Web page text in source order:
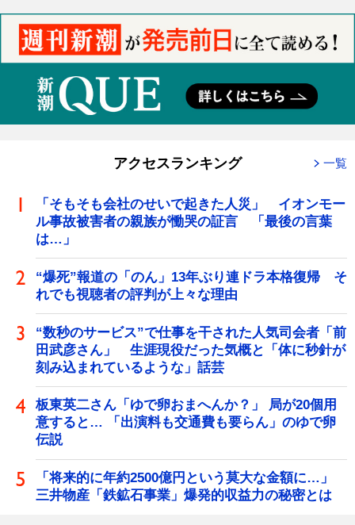
アクセスランキング 一覧
「そもそも会社のせいで起きた人災」 イオンモー
ル事故被害者の親族が慟哭の証言 「最後の言葉
は…」
“爆死”報道の「のん」13年ぶり連ドラ本格復帰 そ
れでも視聴者の評判が上々な理由
“数秒のサービス”で仕事を干された人気司会者「前
田武彦さん」 生涯現役だった気概と「体に秒針が
刻み込まれているような」話芸
板東英二さん「ゆで卵おまへんか？」 局が20個用
意すると… 「出演料も交通費も要らん」のゆで卵
伝説
「将来的に年約2500億円という莫大な金額に…」
三井物産「鉄鉱石事業」爆発的収益力の秘密とは